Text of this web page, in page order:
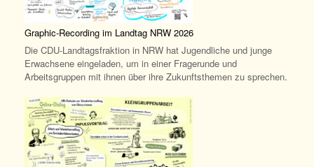
Graphic-Recording im Landtag NRW 2026
Die CDU-Landtagsfraktion in NRW hat Jugendliche und junge
Erwachsene eingeladen, um in einer Fragerunde und
Arbeitsgruppen mit ihnen über ihre Zukunftsthemen zu sprechen.